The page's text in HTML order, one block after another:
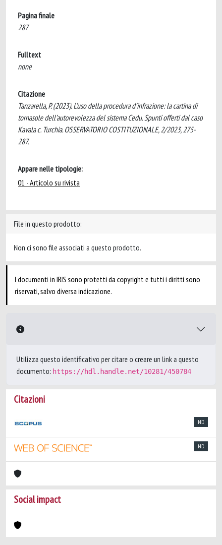
Pagina finale
287
Fulltext
none
Citazione
Tanzarella, P. (2023). L’uso della procedura d’infrazione: la cartina di
tornasole dell’autorevolezza del sistema Cedu. Spunti offerti dal caso
Kavala c. Turchia. OSSERVATORIO COSTITUZIONALE, 2/2023, 275-
287.
Appare nelle tipologie:
01 - Articolo su rivista
File in questo prodotto:
Non ci sono file associati a questo prodotto.
I documenti in IRIS sono protetti da copyright e tutti i diritti sono
riservati, salvo diversa indicazione.
Utilizza questo identificativo per citare o creare un link a questo
documento: https://hdl.handle.net/10281/450784
Citazioni
ND
ND
Social impact